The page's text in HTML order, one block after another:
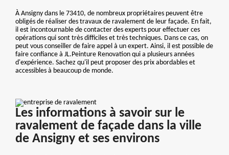
À Ansigny dans le 73410, de nombreux propriétaires peuvent être
obligés de réaliser des travaux de ravalement de leur façade. En fait,
il est incontournable de contacter des experts pour effectuer ces
opérations qui sont très difficiles et très techniques. Dans ce cas, on
peut vous conseiller de faire appel à un expert. Ainsi, il est possible de
faire confiance à JL.Peinture Renovation qui a plusieurs années
d'expérience. Sachez qu'il peut proposer des prix abordables et
accessibles à beaucoup de monde.
Les informations à savoir sur le
ravalement de façade dans la ville
de Ansigny et ses environs